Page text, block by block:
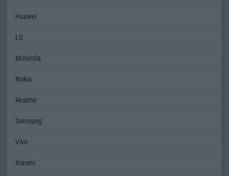
Huawei
LG
Motorola
Nokia
Realme
Samsung
Vivo
Xiaomi